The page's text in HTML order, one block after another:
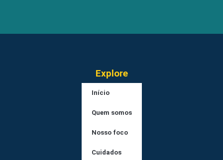
Explore
Início
Quem somos
Nosso foco
Cuidados